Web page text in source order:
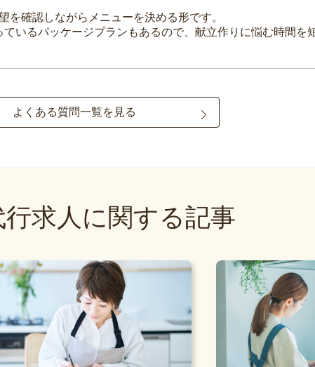
確認しながらメニューを決める形です。
いるパッケージプランもあるので、献立作りに悩む時間を
よくある質問一覧を見る
行求人に関する記事